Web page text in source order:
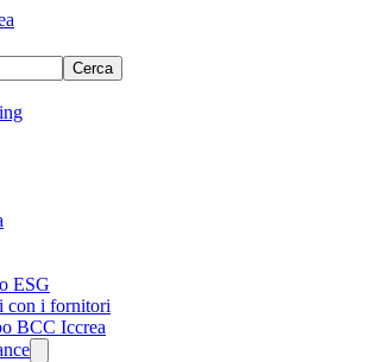
Cerca
ESG
con i fornitori
BCC Iccrea